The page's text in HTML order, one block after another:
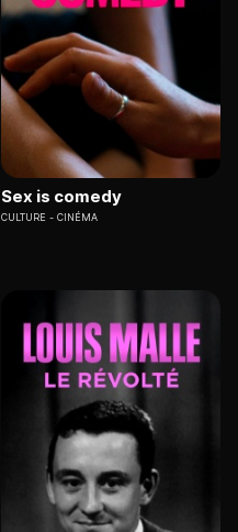
Sex is comedy
CULTURE CINÉMA